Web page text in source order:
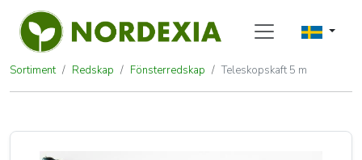
Sortiment Redskap Fönsterredskap Teleskopskaft 5 m
Teleskopskaft 5 m